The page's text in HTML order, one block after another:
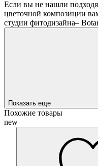
Если вы не нашли
цветочной композиции
студии фитодизайна–
Показать еще
Похожие товары
new